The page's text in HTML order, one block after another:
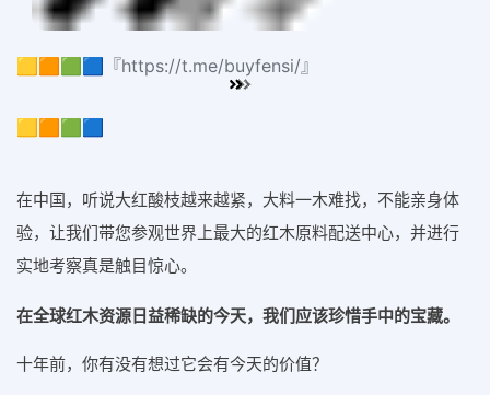
🟨🟧🟩🟦『https://t.me/buyfensi/』
🟨🟧🟩🟦
在中国，听说大红酸枝越来越紧，大料一木难找，不能亲身体
验， 让我们带您参观世界上最大的红木原料配送中心，并进行
实地考察真是触目惊心。
在全球红木资源日益稀缺的今天，我们应该珍惜手中的宝藏。
十年前，你有没有想过它会有今天的价值？